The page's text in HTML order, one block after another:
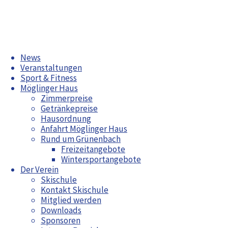
Inhalt
springen
News
Veranstaltungen
Sport & Fitness
Möglinger Haus
Zimmerpreise
Getränkepreise
Hausordnung
Anfahrt Möglinger Haus
Rund um Grünenbach
Freizeitangebote
Wintersportangebote
Der Verein
Skischule
Kontakt Skischule
Mitglied werden
Downloads
Sponsoren
Jahreshauptversammlung 2026
Radwoche in Grünenbach 2026
Bürgerfest
Möglingen
2026
Aktuelles
Radwoche in Grünenbach 2026
Bürgerfest Möglingen 2026
Jahreshauptversammlung 2026
Arbeitswochenende April 2026
Maiwanderung